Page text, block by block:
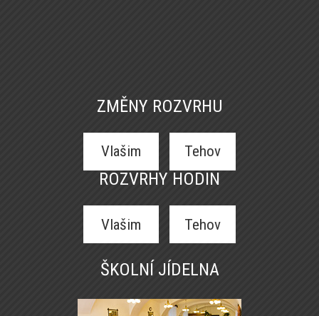
ZMĚNY ROZVRHU
Vlašim Tehov
ROZVRHY HODIN
Vlašim Tehov
ŠKOLNÍ JÍDELNA